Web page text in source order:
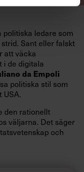
politiska ledare som
Sant eller falskt
att väcka
i de digitala
da Empoli
politiska stil som
USA.
den rationellt
väljarna. Det säger
och